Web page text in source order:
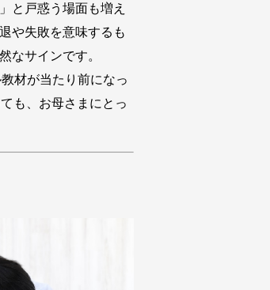
と戸惑う場面も増え
や失敗を意味するも
なサインです。
材が当たり前になっ
も、お母さまにとっ